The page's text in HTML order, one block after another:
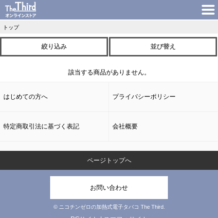
トップ
絞り込み 並び替え
該当する商品がありません。
はじめての方へ プライバシーポリシー
特定商取引法に基づく表記 会社概要
ページトップへ
お問い合わせ
© ニコチンゼロの加熱式電子タバコ The Third.